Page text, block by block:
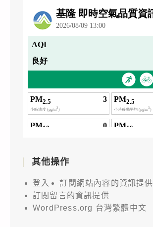
其他操作
登入
訂閱網站內容的資訊提供
訂閱留言的資訊提供
WordPress.org 台灣繁體中文